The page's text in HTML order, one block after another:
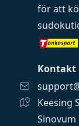
för att
Kontakt
Keesing
Sinovum